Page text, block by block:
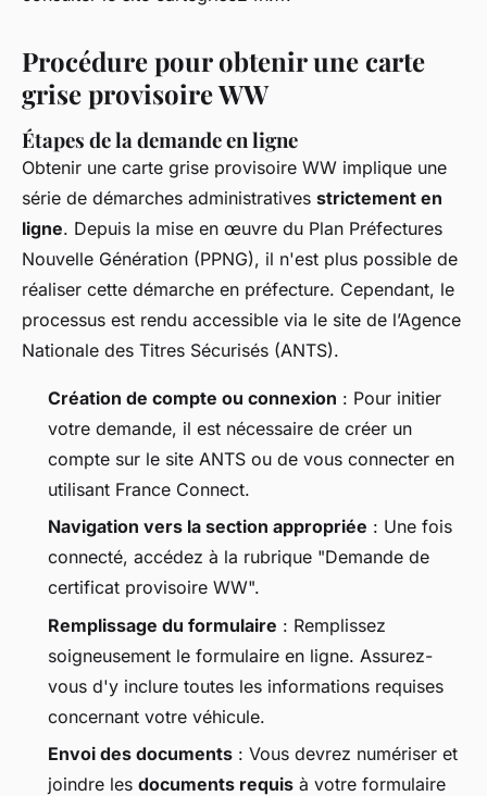
Procédure pour obtenir une carte
grise provisoire WW
Étapes de la demande en ligne
Obtenir une carte grise provisoire WW implique une
série de démarches administratives strictement en
ligne. Depuis la mise en œuvre du Plan Préfectures
Nouvelle Génération (PPNG), il n'est plus possible de
réaliser cette démarche en préfecture. Cependant, le
processus est rendu accessible via le site de l’Agence
Nationale des Titres Sécurisés (ANTS).
Création de compte ou connexion : Pour initier
votre demande, il est nécessaire de créer un
compte sur le site ANTS ou de vous connecter en
utilisant France Connect.
Navigation vers la section appropriée : Une fois
connecté, accédez à la rubrique "Demande de
certificat provisoire WW".
Remplissage du formulaire : Remplissez
soigneusement le formulaire en ligne. Assurez-
vous d'y inclure toutes les informations requises
concernant votre véhicule.
Envoi des documents : Vous devrez numériser et
joindre les documents requis à votre formulaire